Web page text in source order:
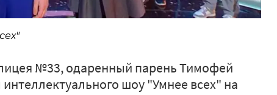
№33, одаренный парень Тимофей
шоу "Умнее всех" на